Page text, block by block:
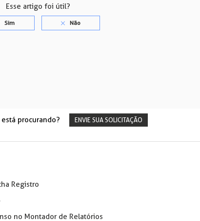
Esse artigo foi útil?
procurando? ENVIE SUA SOLICITAÇÃO
Registro
no Montador de Relatórios